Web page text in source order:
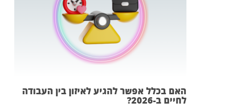
האם בכלל אפשר להגיע לאיזון בין העבודה
לחיים ב-2026?